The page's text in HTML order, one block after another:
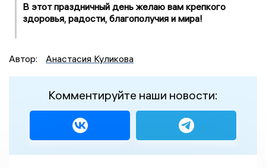
В этот праздничный день желаю вам крепкого
здоровья, радости, благополучия и мира!
Автор: Анастасия Куликова
Комментируйте наши новости: